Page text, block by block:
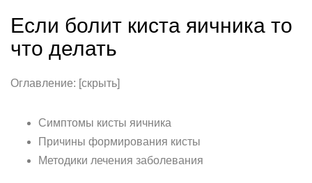
Если болит киста яичника то
что делать
Оглавление: [скрыть]
Симптомы кисты яичника
Причины формирования кисты
Методики лечения заболевания